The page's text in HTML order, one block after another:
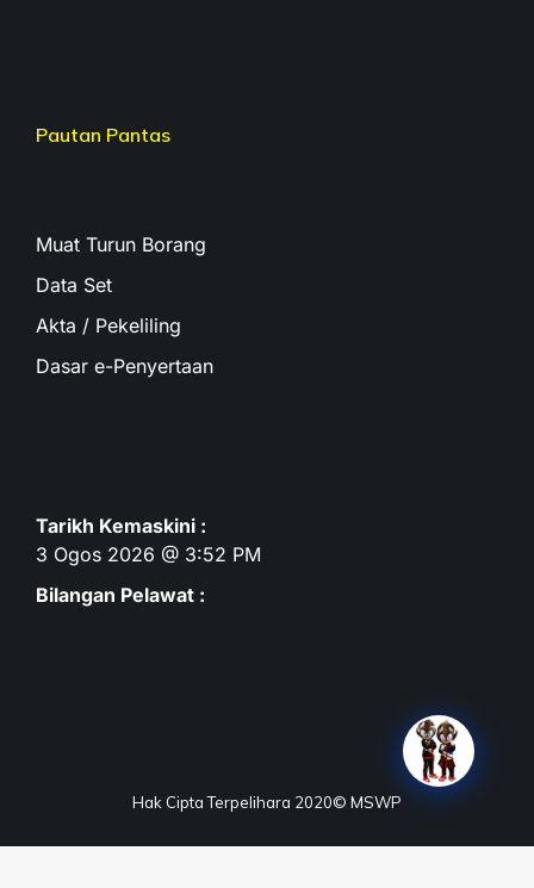
Pautan Pantas
Muat Turun Borang
Data Set
Akta / Pekeliling
Dasar e-Penyertaan
Tarikh Kemaskini :
3 Ogos 2026 @ 3:52 PM
Bilangan Pelawat :
Hak Cipta Terpelihara 2020© MSWP